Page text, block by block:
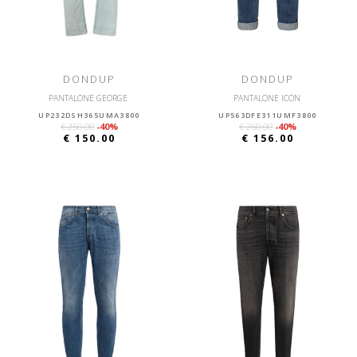
DONDUP
PANTALONE GEORGE
UP232DSH365UMA3800
€ 250.00 -40%
€ 150.00
DONDUP
PANTALONE ICON
UP563DFE311UMF3800
€ 260.00 -40%
€ 156.00